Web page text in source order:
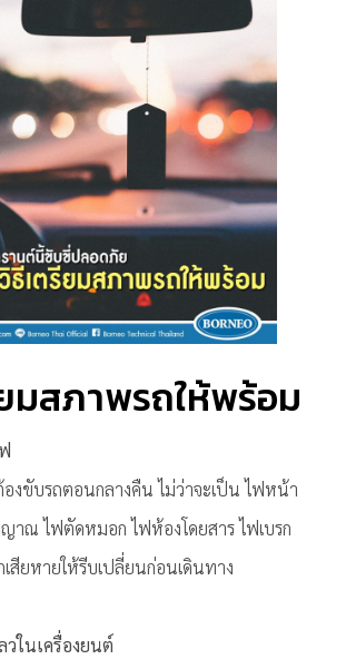
มสภาพรถให้พร้อม
องขับรถตอนกลางคืน ไม่ว่าจะเป็น ไฟหน้า
าณ ไฟตัดหมอก ไฟห้องโดยสาร ไฟเบรก
สียหายให้รีบเปลี่ยนก่อนเดินทาง
วในเครื่องยนต์